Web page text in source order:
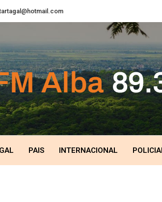
PAIS INTERNACIONAL